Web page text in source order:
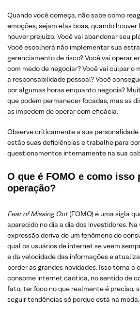
Quando você começa, não sabe como
emoções, sejam elas boas, quando houver
houver prejuízo. Você vai abandonar seu
Você escolherá não implementar sua
gerenciamento de risco? Você vai operar
com medo de negociar? Você vai culpar o
a responsabilidade pessoal? Você
por algumas horas enquanto negocia?
que podem permanecer focadas, mas as
as impedem de operar com eficácia.
Observe criticamente a sua personalidade
estão suas deficiências e trabalhe para
questionamentos internamente na sua
O que é FOMO e como isso
operação?
Fear of Missing Out(FOMO) é uma sigla
aparecido no dia a dia dos investidores. Na
expressão deriva de um fenômeno do
qual os usuários de internet se veem
e da velocidade das informações e
perder as grandes novidades. Isso torna a
consome internet caótica, no sentido de
fato, ter foco no que realmente é preciso,
seguir tendências só porque está na moda.